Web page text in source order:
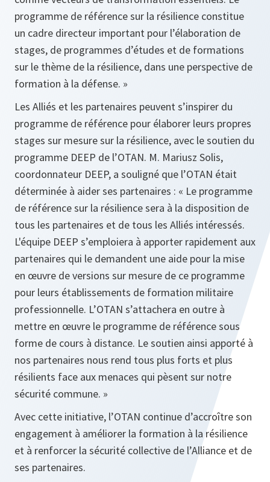
programme de référence sur la résilience constitue
un cadre directeur important pour l’élaboration de
stages, de programmes d’études et de formations
sur le thème de la résilience, dans une perspective de
formation à la défense. »
Les Alliés et les partenaires peuvent s’inspirer du
programme de référence pour élaborer leurs propres
stages sur mesure sur la résilience, avec le soutien du
programme DEEP de l’OTAN. M. Mariusz Solis,
coordonnateur DEEP, a souligné que l’OTAN était
déterminée à aider ses partenaires : « Le programme
de référence sur la résilience sera à la disposition de
tous les partenaires et de tous les Alliés intéressés.
L'équipe DEEP s’emploiera à apporter rapidement aux
partenaires qui le demandent une aide pour la mise
en œuvre de versions sur mesure de ce programme
pour leurs établissements de formation militaire
professionnelle. L’OTAN s’attachera en outre à
mettre en œuvre le programme de référence sous
forme de cours à distance. Le soutien ainsi apporté à
nos partenaires nous rend tous plus forts et plus
résilients face aux menaces qui pèsent sur notre
sécurité commune. »
Avec cette initiative, l’OTAN continue d’accroître son
engagement à améliorer la formation à la résilience
et à renforcer la sécurité collective de l’Alliance et de
ses partenaires.